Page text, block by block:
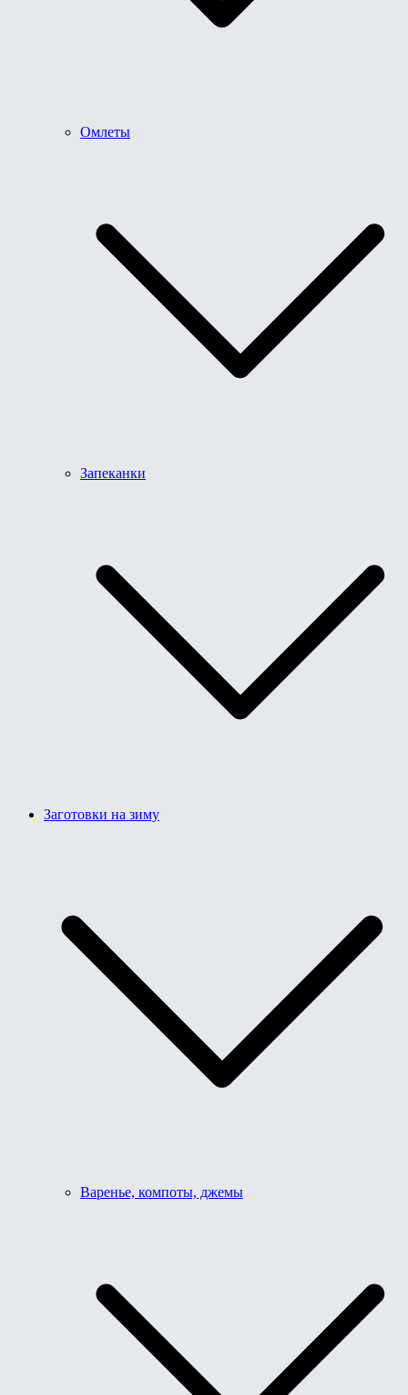
Омлеты
Запеканки
Заготовки на зиму
Варенье, компоты, джемы